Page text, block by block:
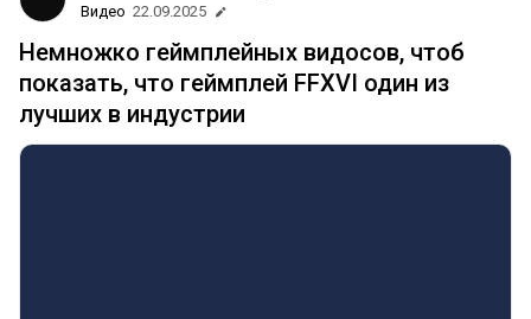
Видео 22.09.2025
Немножко геймплейных видосов, чтоб
показать, что геймплей FFXVI один из
лучших в индустрии